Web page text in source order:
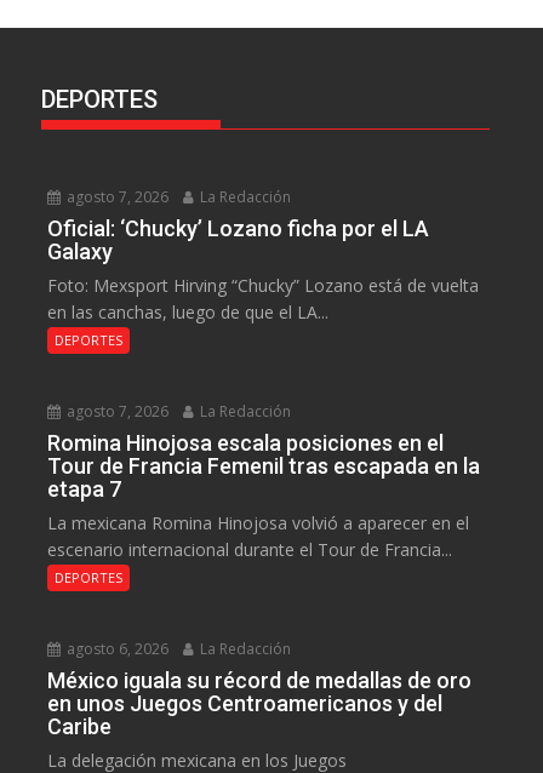
DEPORTES
agosto 7, 2026 La Redacción
Oficial: ‘Chucky’ Lozano ficha por el LA
Galaxy
Foto: Mexsport Hirving “Chucky” Lozano está de vuelta
en las canchas, luego de que el LA...
DEPORTES
agosto 7, 2026 La Redacción
Romina Hinojosa escala posiciones en el
Tour de Francia Femenil tras escapada en la
etapa 7
La mexicana Romina Hinojosa volvió a aparecer en el
escenario internacional durante el Tour de Francia...
DEPORTES
agosto 6, 2026 La Redacción
México iguala su récord de medallas de oro
en unos Juegos Centroamericanos y del
Caribe
La delegación mexicana en los Juegos